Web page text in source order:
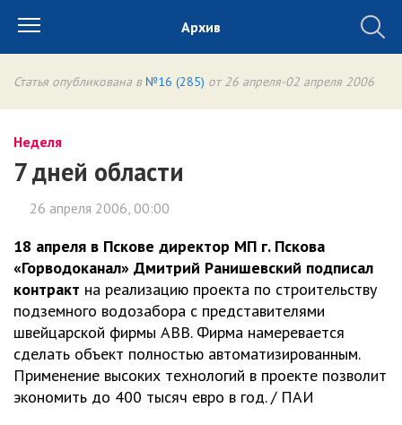
Архив
Статья опубликована в №16 (285) от 26 апреля-02 апреля 2006
Неделя
7 дней области
26 апреля 2006, 00:00
18 апреля в Пскове директор МП г. Пскова
«Горводоканал» Дмитрий Ранишевский подписал
контракт на реализацию проекта по строительству
подземного водозабора с представителями
швейцарской фирмы АВВ. Фирма намеревается
сделать объект полностью автоматизированным.
Применение высоких технологий в проекте позволит
экономить до 400 тысяч евро в год. / ПАИ